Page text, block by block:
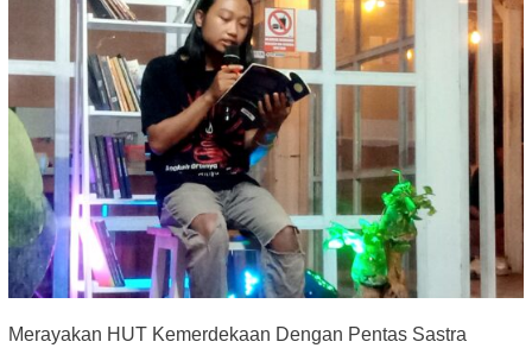
Merayakan HUT Kemerdekaan Dengan Pentas Sastra